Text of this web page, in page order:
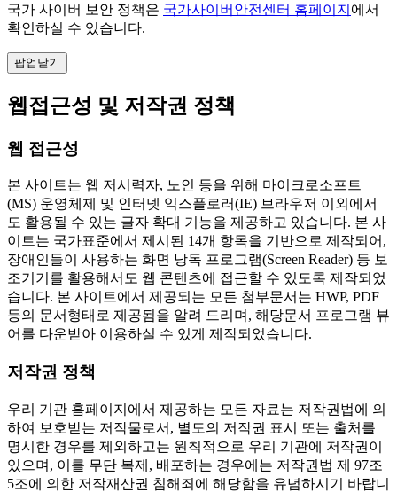
국가 사이버 보안 정책은 국가사이버안전센터 홈페이지 에서
확인하실 수 있습니다.
팝업닫기
웹접근성 및 저작권 정책
웹 접근성
본 사이트는 웹 저시력자, 노인 등을 위해 마이크로소프트
(MS) 운영체제 및 인터넷 익스플로러(IE) 브라우저 이외에서
도 활용될 수 있는 글자 확대 기능을 제공하고 있습니다. 본 사
이트는 국가표준에서 제시된 14개 항목을 기반으로 제작되어,
장애인들이 사용하는 화면 낭독 프로그램(Screen Reader) 등 보
조기기를 활용해서도 웹 콘텐츠에 접근할 수 있도록 제작되었
습니다. 본 사이트에서 제공되는 모든 첨부문서는 HWP, PDF
등의 문서형태로 제공됨을 알려 드리며, 해당문서 프로그램 뷰
어를 다운받아 이용하실 수 있게 제작되었습니다.
저작권 정책
우리 기관 홈페이지에서 제공하는 모든 자료는 저작권법에 의
하여 보호받는 저작물로서, 별도의 저작권 표시 또는 출처를
명시한 경우를 제외하고는 원칙적으로 우리 기관에 저작권이
있으며, 이를 무단 복제, 배포하는 경우에는 저작권법 제 97조
5조에 의한 저작재산권 침해죄에 해당함을 유념하시기 바랍니